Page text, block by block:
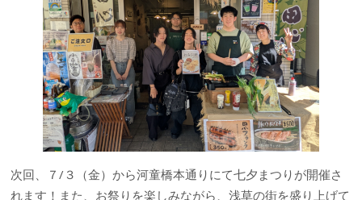
次回、７/３（金）から河童橋本通りにて七夕まつりが開催さ
れます！また、お祭りを楽しみながら、浅草の街を盛り上げて